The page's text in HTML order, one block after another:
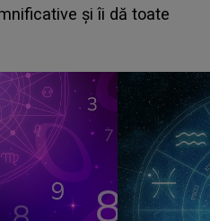
despre mama
nu te iubesc pentru